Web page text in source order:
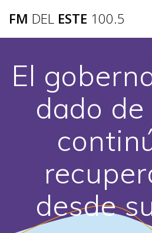
FM DEL ESTE 100.5
El
dado
desde